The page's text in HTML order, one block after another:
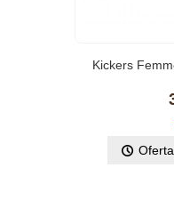
Kickers